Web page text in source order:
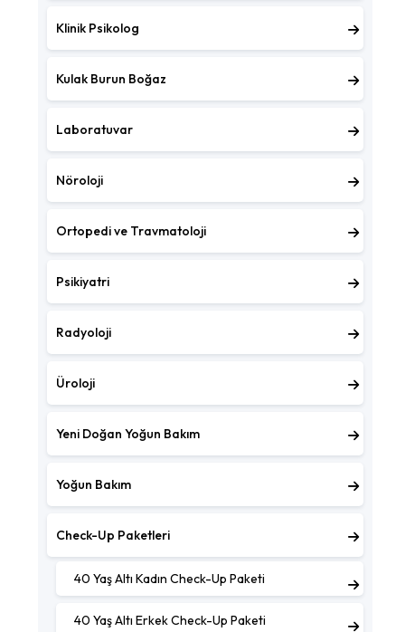
Klinik Psikolog
Kulak Burun Boğaz
Laboratuvar
Nöroloji
Ortopedi ve Travmatoloji
Psikiyatri
Radyoloji
Üroloji
Yeni Doğan Yoğun Bakım
Yoğun Bakım
Check-Up Paketleri
40 Yaş Altı Kadın Check-Up Paketi
40 Yaş Altı Erkek Check-Up Paketi